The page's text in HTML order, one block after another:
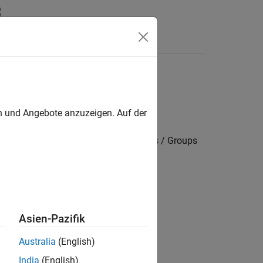
settings / Target hardware resources / Groups
Angebote anzuzeigen. Auf der
Asien-Pazifik
Australia (English)
India (English)